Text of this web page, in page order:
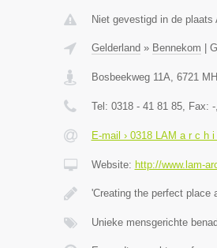
Niet gevestigd in de
Gelderland » Bennekom
Bosbeekweg 11A, 6721 MH
Tel: 0318 - 41 81 85, Fax: -
E-mail › 0318 LAM a r c h
Website: http://www.lam-
'Creating the perfect
Unieke mensgerichte